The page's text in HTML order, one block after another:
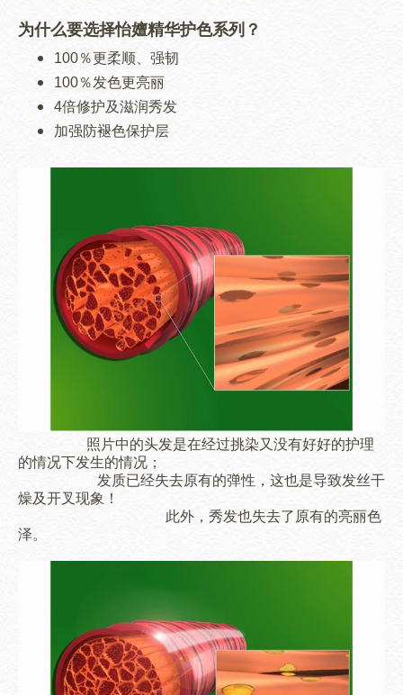
为什么要选择怡嬗精华护色系列？
100％更柔顺、强韧
100％发色更亮丽
4倍修护及滋润秀发
加强防褪色保护层
照片中的头发是在经过挑染又没有好好的护理
的情况下发生的情况；
发质已经失去原有的弹性，这也是导致发丝干
燥及开叉现象！
此外，秀发也失去了原有的亮丽色
泽。